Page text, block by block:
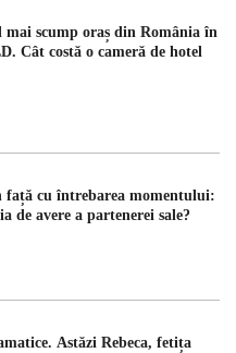
scump oraș din România în
Cât costă o cameră de hotel
cu întrebarea momentului:
de avere a partenerei sale?
Astăzi Rebeca, fetița